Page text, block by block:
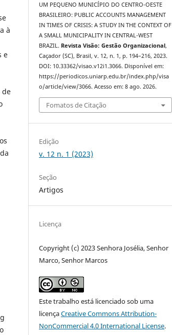
à
e
de
UM PEQUENO MUNICÍPIO DO CENTRO-OESTE
BRASILEIRO: PUBLIC ACCOUNTS MANAGEMENT
IN TIMES OF CRISIS: A STUDY IN THE CONTEXT OF
A SMALL MUNICIPALITY IN CENTRAL-WEST
BRAZIL. Revista Visão: Gestão Organizacional,
Caçador (SC), Brasil, v. 12, n. 1, p. 194–216, 2023.
DOI: 10.33362/visao.v12i1.3066. Disponível em:
https://periodicos.uniarp.edu.br/index.php/visa
o/article/view/3066. Acesso em: 8 ago. 2026.
Fomatos de Citação
Edição
v. 12 n. 1 (2023)
Seção
Artigos
Licença
Copyright (c) 2023 Senhora Josélia, Senhor
Marco, Senhor Marcos
Este trabalho está licenciado sob uma
licençaCreative Commons Attribution-
NonCommercial 4.0 International License.